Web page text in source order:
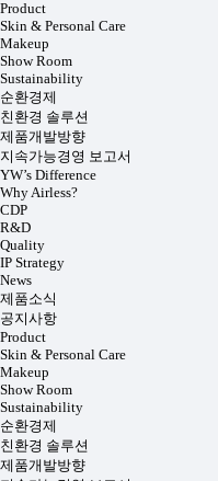
Product
Skin & Personal Care
Makeup
Show Room
Sustainability
순환경제
친환경 솔루션
제품개발방향
지속가능경영 보고서
YW’s Difference
Why Airless?
CDP
R&D
Quality
IP Strategy
News
제품소식
공지사항
Product
Skin & Personal Care
Makeup
Show Room
Sustainability
순환경제
친환경 솔루션
제품개발방향